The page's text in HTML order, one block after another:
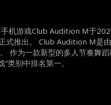
机游戏Club Audition M于
式推出。 Club Audition M是由
作为一款新型的多人节奏舞
”类别中排名第一。